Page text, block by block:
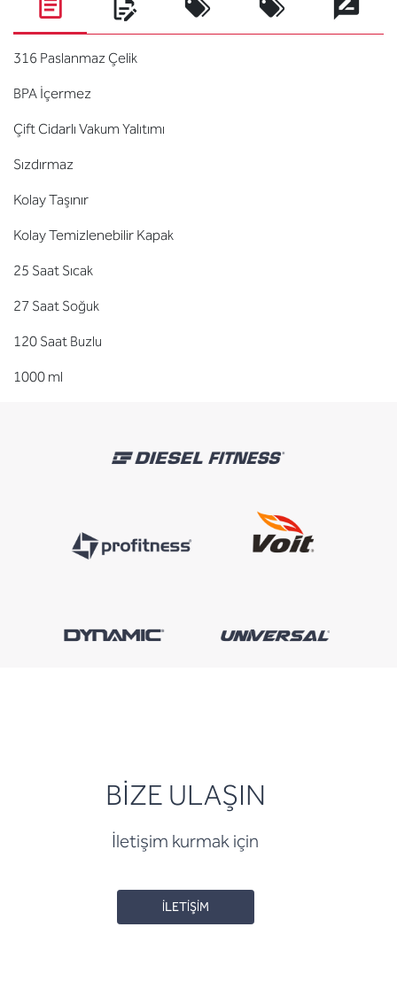
316 Paslanmaz Çelik
BPA İçermez
Çift Cidarlı Vakum Yalıtımı
Sızdırmaz
Kolay Taşınır
Kolay Temizlenebilir Kapak
25 Saat Sıcak
27 Saat Soğuk
120 Saat Buzlu
1000 ml
BİZE ULAŞIN
İletişim kurmak için
İLETİŞİM